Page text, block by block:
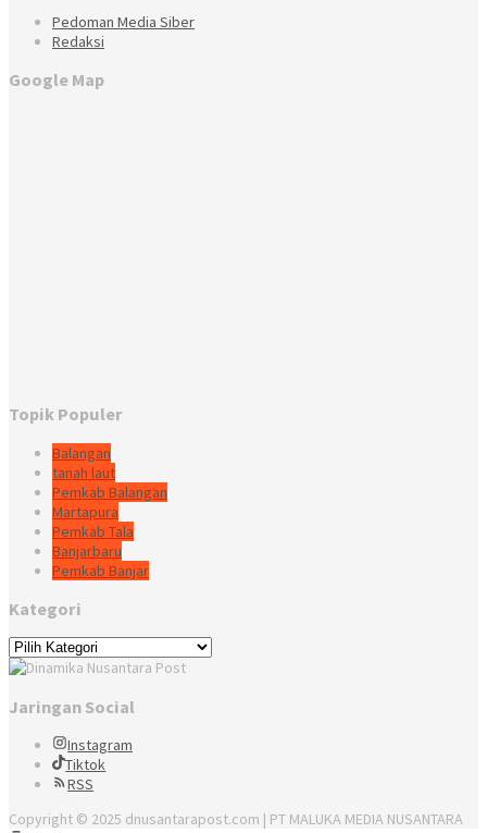
Pedoman Media Siber
Redaksi
Google Map
Topik Populer
Balangan
tanah laut
Pemkab Balangan
Martapura
Pemkab Tala
Banjarbaru
Pemkab Banjar
Kategori
Kategori
Jaringan Social
Instagram
Tiktok
RSS
Copyright © 2025 dnusantarapost.com | PT MALUKA MEDIA NUSANTARA